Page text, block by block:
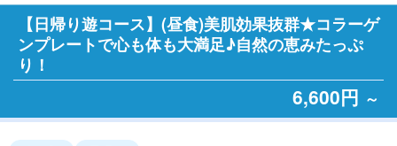
【日帰り遊コース】(昼食)美肌効果抜群★コラーゲ
ンプレートで心も体も大満足♪自然の恵みたっぷ
り！
6,600円 ～